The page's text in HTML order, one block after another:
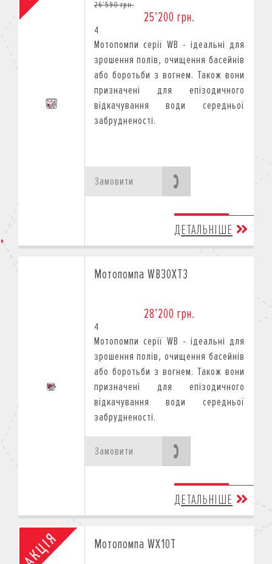
26’590 грн.
25’200 грн.
4
Мотопомпи серії WB - ідеальні для
зрошення полів, очищення басейнів
або боротьби з вогнем. Також вони
призначені для епізодичного
відкачування води середньої
забрудненості.
Замовити
ДЕТАЛЬНІШЕ
Мотопомпа WB30XT3
28’200 грн.
4
Мотопомпи серії WB - ідеальні для
зрошення полів, очищення басейнів
або боротьби з вогнем. Також вони
призначені для епізодичного
відкачування води середньої
забрудненості.
Замовити
ДЕТАЛЬНІШЕ
Мотопомпа WX10T